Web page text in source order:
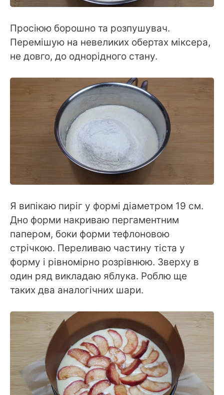
Просіюю борошно та розпушувач.
Перемішую на невеликих обертах міксера,
не довго, до однорідного стану.
Я випікаю пиріг у формі діаметром 19 см.
Дно форми накриваю пергаментним
папером, боки форми тефлоновою
стрічкою. Переливаю частину тіста у
форму і рівномірно розрівнюю. Зверху в
один ряд викладаю яблука. Роблю ще
таких два аналогічних шари.